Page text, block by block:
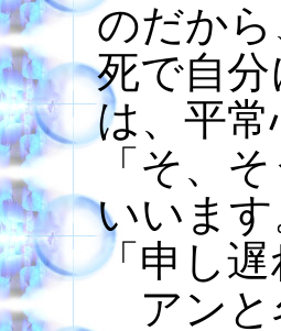
のだか
死で自
は、平
「そ、
いいま
「申し
アンと